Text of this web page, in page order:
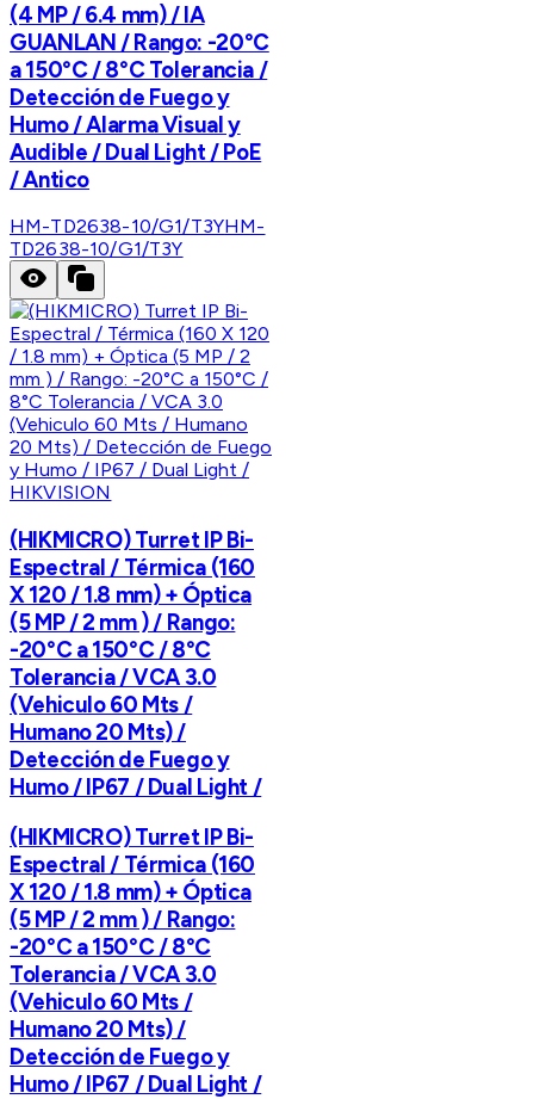
(4 MP / 6.4 mm) / IA
GUANLAN / Rango: -20°C
a 150°C / 8°C Tolerancia /
Detección de Fuego y
Humo / Alarma Visual y
Audible / Dual Light / PoE
/ Antico
HM-TD2638-10/G1/T3YHM-
TD2638-10/G1/T3Y
HIKVISION
(HIKMICRO) Turret IP Bi-
Espectral / Térmica (160
X 120 / 1.8 mm) + Óptica
(5 MP / 2 mm ) / Rango:
-20°C a 150°C / 8°C
Tolerancia / VCA 3.0
(Vehiculo 60 Mts /
Humano 20 Mts) /
Detección de Fuego y
Humo / IP67 / Dual Light /
(HIKMICRO) Turret IP Bi-
Espectral / Térmica (160
X 120 / 1.8 mm) + Óptica
(5 MP / 2 mm ) / Rango:
-20°C a 150°C / 8°C
Tolerancia / VCA 3.0
(Vehiculo 60 Mts /
Humano 20 Mts) /
Detección de Fuego y
Humo / IP67 / Dual Light /